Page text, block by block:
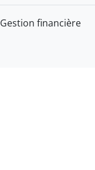
Gestion financière